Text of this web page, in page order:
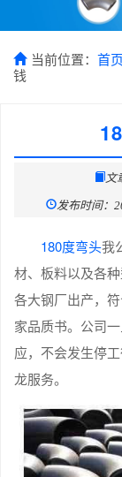
当前位置： 首页
钱
文
发布时间：
180度弯头我
材、板料以及各
各大钢厂出产，
家品质书。公司
应，不会发生停
龙服务。